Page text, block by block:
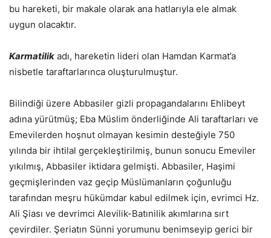
bu hareketi, bir makale olarak ana hatlarıyla ele almak
uygun olacaktır.
Karmatilik adı, hareketin lideri olan Hamdan Karmat’a
nisbetle taraftarlarınca oluşturulmuştur.
Bilindiği üzere Abbasiler gizli propagandalarını Ehlibeyt
adına yürütmüş; Eba Müslim önderliğinde Ali taraftarları ve
Emevilerden hoşnut olmayan kesimin desteğiyle 750
yılında bir ihtilal gerçekleştirilmiş, bunun sonucu Emeviler
yıkılmış, Abbasiler iktidara gelmişti. Abbasiler, Haşimi
geçmişlerinden vaz geçip Müslümanların çoğunluğu
tarafından meşru hükümdar kabul edilmek için, evrimci Hz.
Ali Şiası ve devrimci Alevilik-Batınilik akımlarına sırt
çevirdiler. Şeriatın Sünni yorumunu benimseyip gerici bir